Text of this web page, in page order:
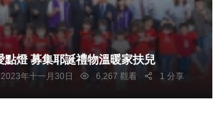
陽圓夢樹用愛點燈 募集耶誕禮物溫暖家扶兒
2023年十一月30日 6,267 觀看 1 分享